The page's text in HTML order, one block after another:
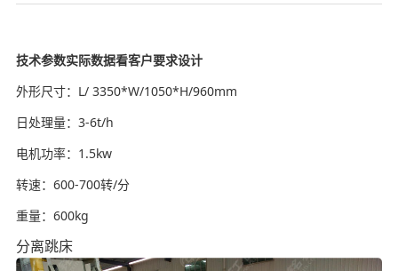
技术参数实际数据看客户要求设计
外形尺寸：L/ 3350*W/1050*H/960mm
日处理量：3-6t/h
电机功率：1.5kw
转速：600-700转/分
重量：600kg
分离跳床